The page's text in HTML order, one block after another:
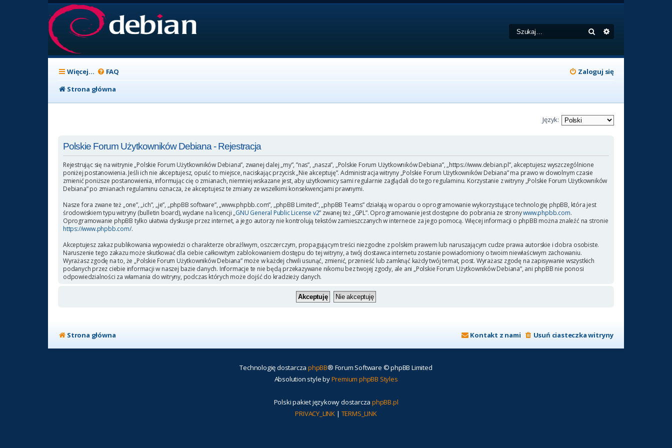
Szukaj
Więcej… FAQ
Zaloguj się
Strona główna
Język:
Polskie Forum Użytkowników Debiana - Rejestracja
Rejestrując się na witrynie „Polskie Forum Użytkowników Debiana”, zwanej dalej „my”, ”nas”, „nasza”, „Polskie Forum Użytkowników Debiana”, „https://www.debian.pl”, akceptujesz wyszczególnione
poniżej postanowienia. Jeśli ich nie akceptujesz, opuść to miejsce, naciskając przycisk „Nie akceptuję”. Administracja witryny „Polskie Forum Użytkowników Debiana” ma prawo w dowolnym czasie
zmienić poniższe postanowienia, informując cię o zmianach, niemniej wskazane jest, aby użytkownicy sami regularnie zaglądali do tego regulaminu. Korzystanie z witryny „Polskie Forum Użytkowników
Debiana” po zmianach regulaminu oznacza, że akceptujesz te zmiany ze wszelkimi konsekwencjami prawnymi.
Nasze fora zwane też „one”, „ich”, „je”, „phpBB software”, „www.phpbb.com”, „phpBB Limited”, „phpBB Teams” działają w oparciu o oprogramowanie wykorzystujące technologię phpBB, która jest
środowiskiem typu witryny (bulletin board), wydane na licencji „GNU General Public License v2” zwanej też „GPL”. Oprogramowanie jest dostępne do pobrania ze stronywww.phpbb.com.
Oprogramowanie phpBB tylko ułatwia dyskusje przez internet, a jego autorzy nie kontrolują tekstów zamieszczanych w internecie za jego pomocą. Więcej informacji o phpBB można znaleźć na stronie
https://www.phpbb.com/.
Akceptujesz zakaz publikowania wypowiedzi o charakterze obraźliwym, oszczerczym, propagującym treści niezgodne z polskim prawem lub naruszającym cudze prawa autorskie i dobra osobiste.
Naruszenie tego zakazu może skutkować dla ciebie całkowitym zablokowaniem dostępu do tej witryny, a twój dostawca internetu zostanie powiadomiony o twoim niewłaściwym zachowaniu.
Wyrażasz zgodę na to, że „Polskie Forum Użytkowników Debiana” może w każdej chwili usunąć, zmienić, przenieść lub zamknąć każdy twój temat, post. Wyrażasz zgodę na zapisywanie wszystkich
podanych przez ciebie informacji w naszej bazie danych. Informacje te nie będą przekazywane nikomu bez twojej zgody, ale ani „Polskie Forum Użytkowników Debiana”, ani phpBB nie ponosi
odpowiedzialności za włamania do witryny, podczas których może dojść do kradzieży danych.
Strona główna Usuń ciasteczka witryny
Kontakt z nami
Technologię dostarcza phpBB® Forum Software © phpBB Limited
Absolution style byPremium phpBB Styles
Polski pakiet językowy dostarcza phpBB.pl
PRIVACY_LINK | TERMS_LINK